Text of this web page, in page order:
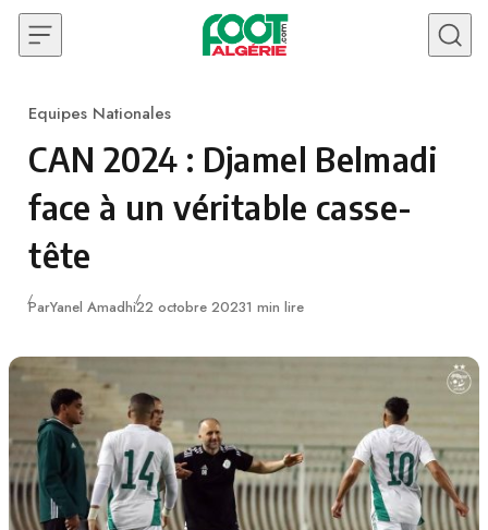
Skip to content
Category
Equipes Nationales
CAN 2024 : Djamel Belmadi
face à un véritable casse-
tête
ParYanel AmadhiPublié
22 octobre 20231 min lire